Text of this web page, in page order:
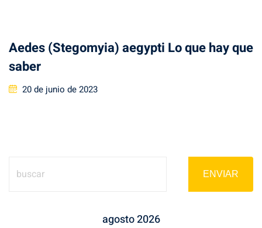
Aedes (Stegomyia) aegypti Lo que hay que
saber
Posted
20 de junio de 2023
ENVIAR
agosto 2026